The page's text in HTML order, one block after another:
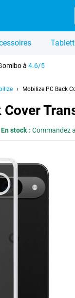
à4.6/5
Mobilize PC Back
En stock : Commandez